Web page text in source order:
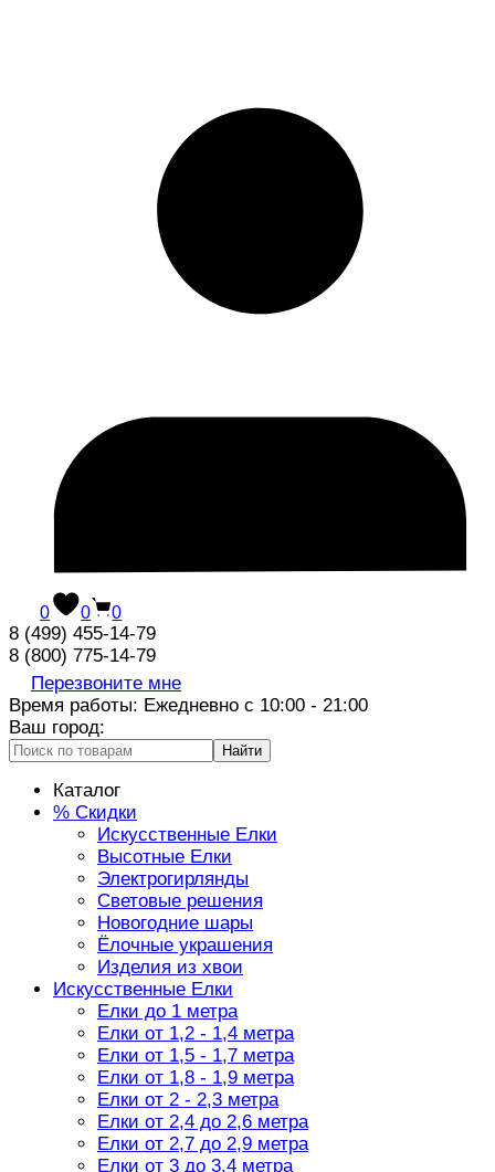
0 0 0
8 (499) 455-14-79
8 (800) 775-14-79
Перезвоните мне
Время работы: Ежедневно с 10:00 - 21:00
Ваш город:
Найти
Каталог
% Скидки
Искусственные Елки
Высотные Елки
Электрогирлянды
Световые решения
Новогодние шары
Ёлочные украшения
Изделия из хвои
Искусственные Елки
Елки до 1 метра
Елки от 1,2 - 1,4 метра
Елки от 1,5 - 1,7 метра
Елки от 1,8 - 1,9 метра
Елки от 2 - 2,3 метра
Елки от 2,4 до 2,6 метра
Елки от 2,7 до 2,9 метра
Елки от 3 до 3,4 метра